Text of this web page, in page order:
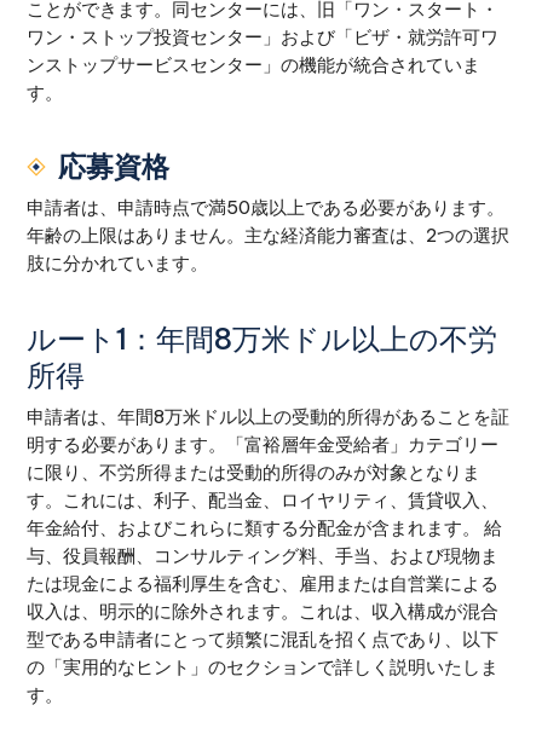
ことができます。同センターには、旧「ワン・スタート・
ワン・ストップ投資センター」および「ビザ・就労許可ワ
ンストップサービスセンター」の機能が統合されていま
す。
応募資格
申請者は、申請時点で満50歳以上である必要があります。
年齢の上限はありません。主な経済能力審査は、2つの選択
肢に分かれています。
ルート1：年間8万米ドル以上の不労
所得
申請者は、年間8万米ドル以上の受動的所得があることを証
明する必要があります。「富裕層年金受給者」カテゴリー
に限り、不労所得または受動的所得のみが対象となりま
す。これには、利子、配当金、ロイヤリティ、賃貸収入、
年金給付、およびこれらに類する分配金が含まれます。 給
与、役員報酬、コンサルティング料、手当、および現物ま
たは現金による福利厚生を含む、雇用または自営業による
収入は、明示的に除外されます。これは、収入構成が混合
型である申請者にとって頻繁に混乱を招く点であり、以下
の「実用的なヒント」のセクションで詳しく説明いたしま
す。